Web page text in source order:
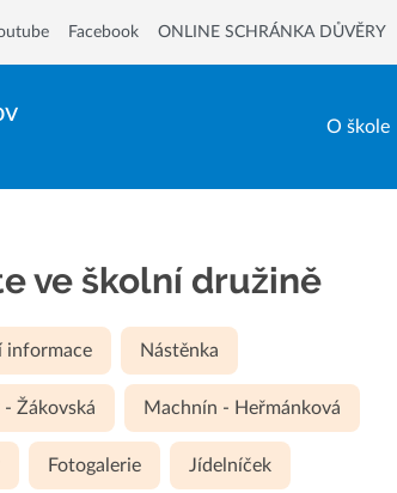
O škole
Facebook ONLINE SCHRÁNKA DŮVĚRY
ve školní družině
informace Nástěnka
Žákovská Machnín - Heřmánková
Fotogalerie Jídelníček